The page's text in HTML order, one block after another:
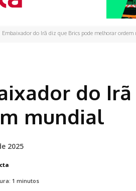
Embaixador do Irã diz que Brics pode melhorar
do
mundial
2025
1 minutos